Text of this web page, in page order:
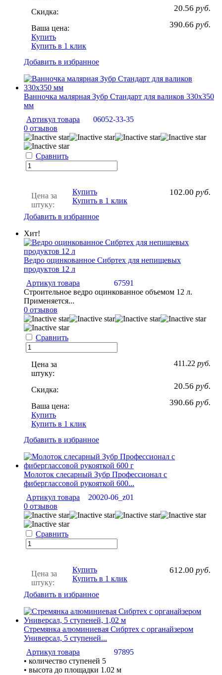
Скидка: 20.56 руб.
Ваша цена: 390.66 руб.
Купить
Купить в 1 клик
Добавить в избранное
Ванночка малярная Зубр Стандарт для валиков 330х350
мм
Артикул товара
06052-33-35
0 отзывов
Сравнить
Цена за
штуку:
102.00 руб.
Купить
Купить в 1 клик
Добавить в избранное
Хит!
Ведро оцинкованное Сибртех для непищевых
продуктов 12 л
Артикул товара
67591
Строительное ведро оцинкованное объемом 12 л.
Применяется...
0 отзывов
Сравнить
Цена за
штуку:
411.22 руб.
Скидка: 20.56 руб.
Ваша цена: 390.66 руб.
Купить
Купить в 1 клик
Добавить в избранное
Молоток слесарный Зубр Профессионал с
фиберглассовой рукояткой 600...
Артикул товара
20020-06_z01
0 отзывов
Сравнить
Цена за
штуку:
612.00 руб.
Купить
Купить в 1 клик
Добавить в избранное
Стремянка алюминиевая Сибртех с органайзером
Универсал, 5 ступеней...
Артикул товара
97895
• количество ступеней 5
• высота до площадки 1.02 м